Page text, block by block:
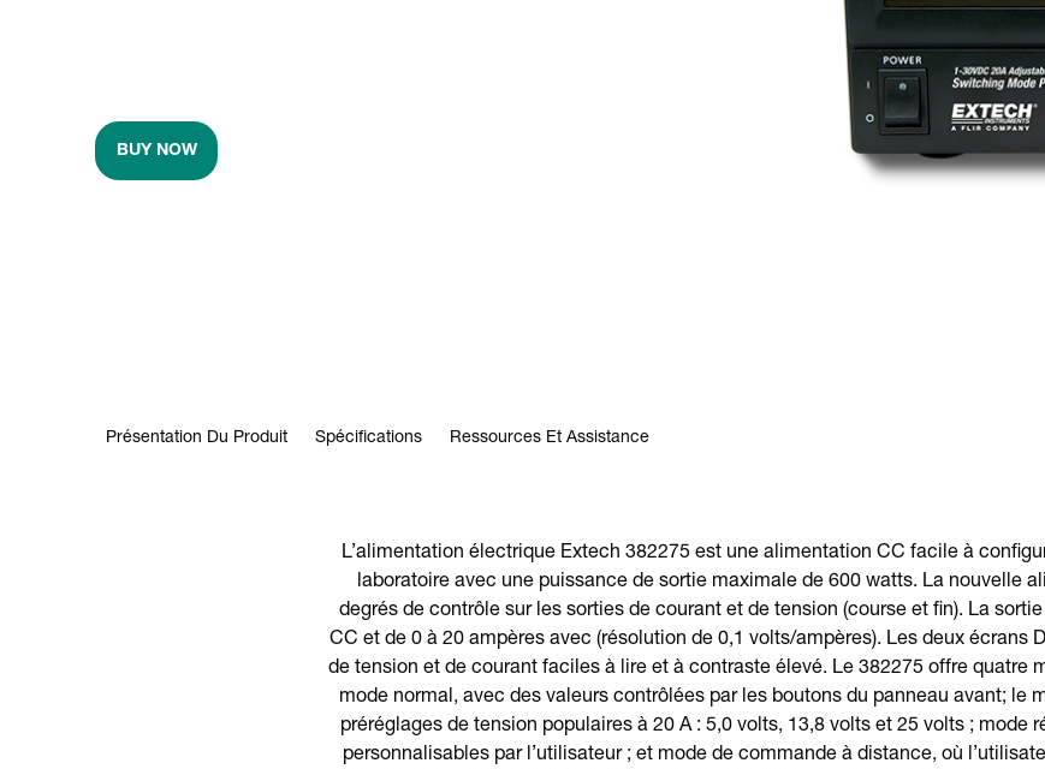
BUY NOW
Présentation Du Produit Spécifications Ressources Et Assistance
L’alimentation électrique Extech 382275 est une alimentation CC facile à
laboratoire avec une puissance de sortie maximale de 600 watts. La nouvelle
degrés de contrôle sur les sorties de courant et de tension (course et fin). La
CC et de 0 à 20 ampères avec (résolution de 0,1 volts/ampères). Les deux écrans
de tension et de courant faciles à lire et à contraste élevé. Le 382275 offre quatre
mode normal, avec des valeurs contrôlées par les boutons du panneau avant; le
préréglages de tension populaires à 20 A : 5,0 volts, 13,8 volts et 25 volts ; mode
personnalisables par l’utilisateur ; et mode de commande à distance, où